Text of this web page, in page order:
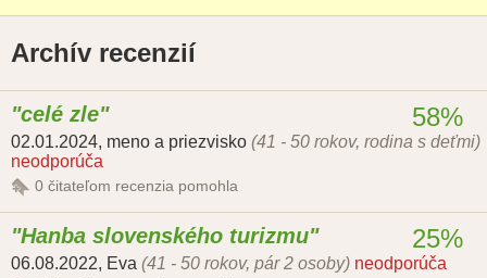
Archív recenzií
celé zle
02.01.2024, meno a priezvisko (41 - 50 rokov, rodina s deťmi)
neodporúča
0 čitateľom recenzia pomohla
58%
Hanba slovenského turizmu
06.08.2022, Eva (41 - 50 rokov, pár 2 osoby) neodporúča
25%